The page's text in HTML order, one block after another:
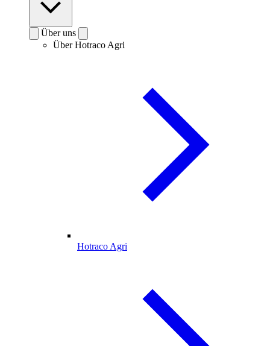
Über uns
Über Hotraco Agri
Hotraco Agri